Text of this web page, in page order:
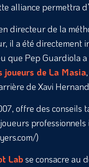
alliance permettra
directeur de la
il a été directement
que Pep Guardiola
joueurs de La Masia
de Xavi
offre des conseils
)
Labse consacre au